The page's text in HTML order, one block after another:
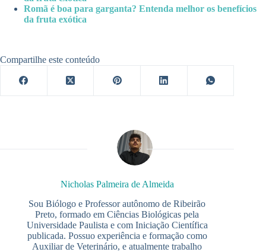
Romã é boa para garganta? Entenda melhor os benefícios
da fruta exótica
Compartilhe este conteúdo
Nicholas Palmeira de Almeida
Sou Biólogo e Professor autônomo de Ribeirão
Preto, formado em Ciências Biológicas pela
Universidade Paulista e com Iniciação Científica
publicada. Possuo experiência e formação como
Auxiliar de Veterinário, e atualmente trabalho